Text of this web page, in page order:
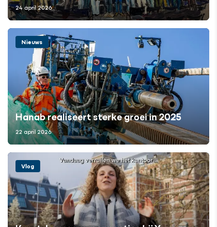
24 april 2026
Hanab realiseert sterke groei in 2025
Nieuws
22 april 2026
Vlog